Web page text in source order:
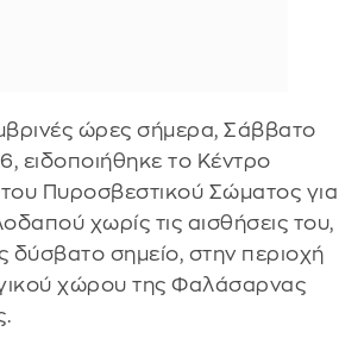
ώρες σήμερα, Σάββατο
ειδοποιήθηκε το Κέντρο
του Πυροσβεστικού Σώματος για
χωρίς τις αισθήσεις του,
σημείο, στην περιοχή
χώρου της Φαλάσαρνας